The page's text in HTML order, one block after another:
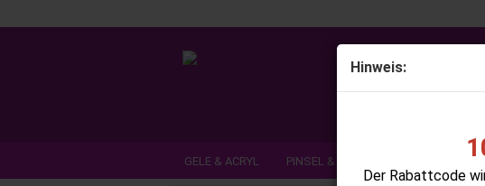
Hinweis:
Der Rabattcode
GELE & ACRYL PINSEL & INSTRUMENTE